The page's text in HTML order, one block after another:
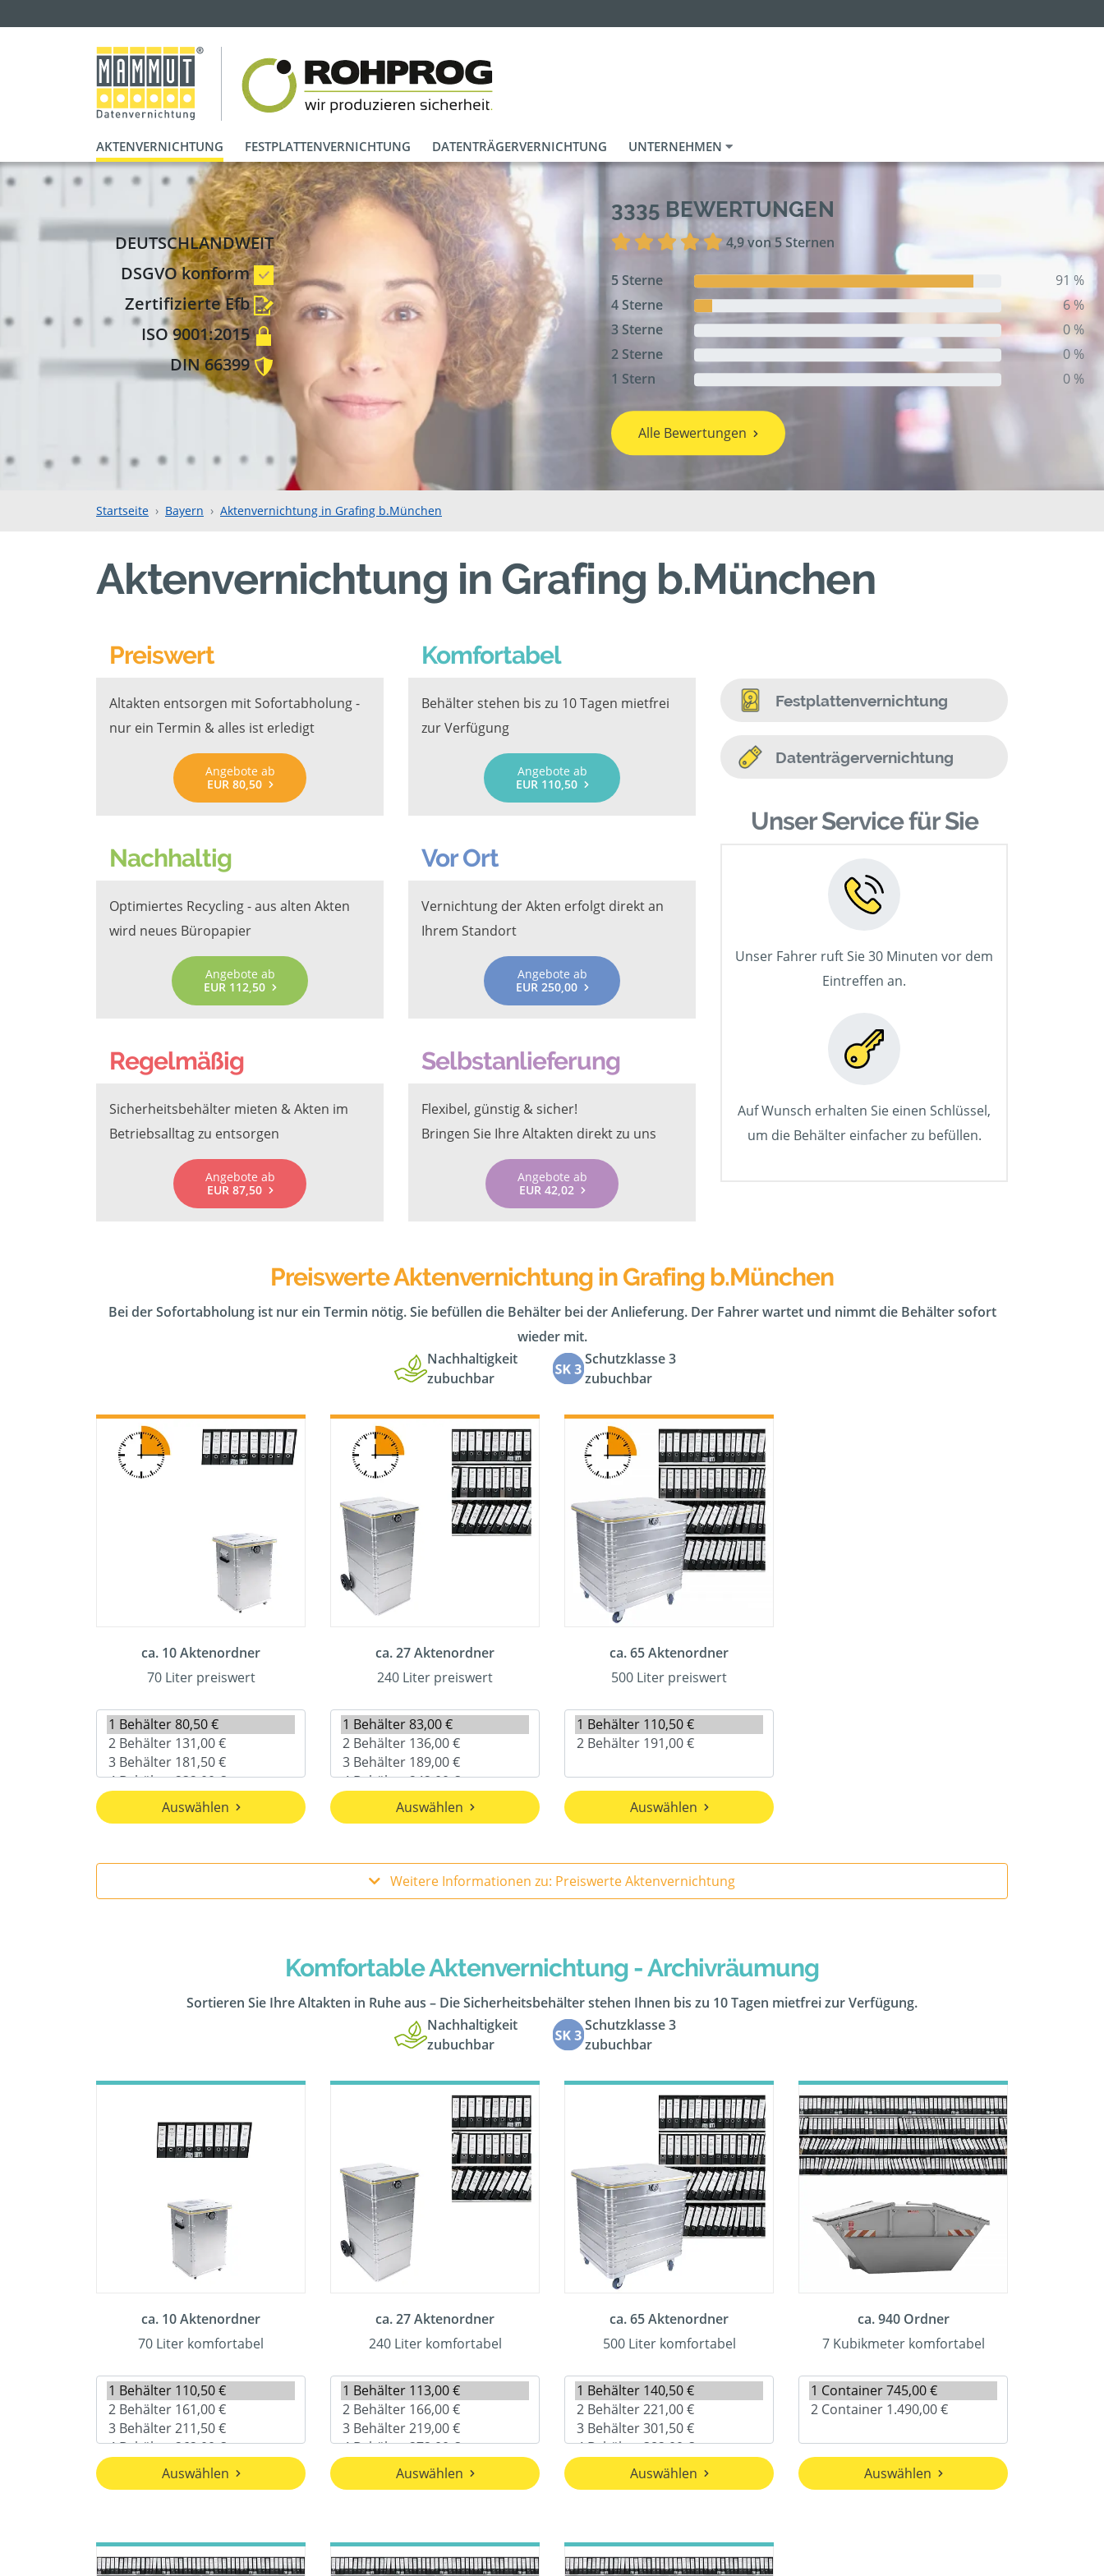
AKTENVERNICHTUNG FESTPLATTENVERNICHTUNG DATENTRÄGERVERNICHTUNG UNTERNEHMEN
DEUTSCHLANDWEIT
DSGVO konform
Zertifizierte Efb
ISO 9001:2015
DIN 66399
3335 BEWERTUNGEN
4,9 von 5 Sternen
5 Sterne
91 %
4 Sterne
6 %
3 Sterne
0 %
2 Sterne
0 %
1 Stern
0 %
Alle Bewertungen
Startseite Bayern Aktenvernichtung in Grafing b.München
Aktenvernichtung in Grafing b.München
Preiswert
Altakten entsorgen mit Sofortabholung -
nur ein Termin & alles ist erledigt
Angebote ab
EUR 80,50
Komfortabel
Behälter stehen bis zu 10 Tagen mietfrei
zur Verfügung
Angebote ab
EUR 110,50
Nachhaltig
Optimiertes Recycling - aus alten Akten
wird neues Büropapier
Angebote ab
EUR 112,50
Vor Ort
Vernichtung der Akten erfolgt direkt an
Ihrem Standort
Angebote ab
EUR 250,00
Regelmäßig
Sicherheitsbehälter mieten & Akten im
Betriebsalltag zu entsorgen
Angebote ab
EUR 87,50
Selbstanlieferung
Flexibel, günstig & sicher!
Bringen Sie Ihre Altakten direkt zu uns
Angebote ab
EUR 42,02
Festplattenvernichtung
Datenträgervernichtung
Unser Service für Sie
Unser Fahrer ruft Sie 30 Minuten vor dem
Eintreffen an.
Auf Wunsch erhalten Sie einen Schlüssel,
um die Behälter einfacher zu befüllen.
Preiswerte Aktenvernichtung in Grafing b.München
Bei der Sofortabholung ist nur ein Termin nötig. Sie befüllen die Behälter bei der Anlieferung. Der Fahrer wartet und nimmt die Behälter sofort
wieder mit.
Nachhaltigkeit
zubuchbar
Schutzklasse 3
zubuchbar
ca. 10 Aktenordner
70 Liter preiswert
Auswählen
ca. 27 Aktenordner
240 Liter preiswert
Auswählen
ca. 65 Aktenordner
500 Liter preiswert
Auswählen
Weitere Informationen zu: Preiswerte Aktenvernichtung
Komfortable Aktenvernichtung - Archivräumung
Sortieren Sie Ihre Altakten in Ruhe aus – Die Sicherheitsbehälter stehen Ihnen bis zu 10 Tagen mietfrei zur Verfügung.
Nachhaltigkeit
zubuchbar
Schutzklasse 3
zubuchbar
ca. 10 Aktenordner
70 Liter komfortabel
Auswählen
ca. 27 Aktenordner
240 Liter komfortabel
Auswählen
ca. 65 Aktenordner
500 Liter komfortabel
Auswählen
ca. 940 Ordner
7 Kubikmeter komfortabel
Auswählen